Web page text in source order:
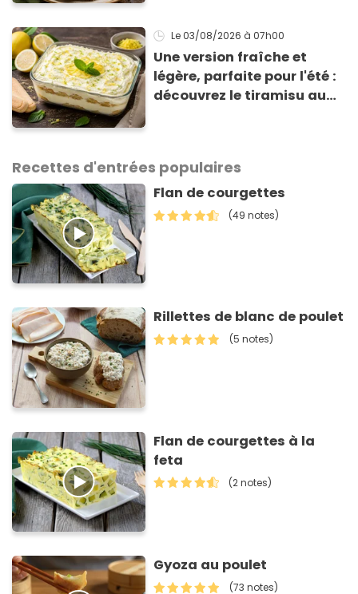
Le 03/08/2026 à 07h00
Une version fraîche et
légère, parfaite pour l'été :
découvrez le tiramisu au
Recettes d'entrées populaires
Flan de courgettes
(49 notes)
Rillettes de blanc de poulet
(5 notes)
Flan de courgettes à la
feta
(2 notes)
Gyoza au poulet
(73 notes)